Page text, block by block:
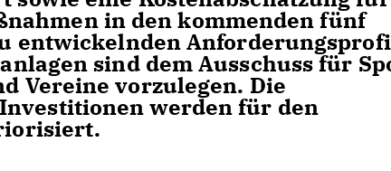
in den kommenden fünf
entwickelnden
sind dem Ausschuss für
Vereine vorzulegen. Die
werden für den